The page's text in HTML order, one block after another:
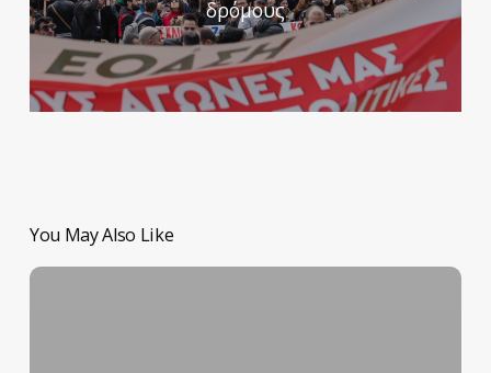
δρόμους
You May Also Like